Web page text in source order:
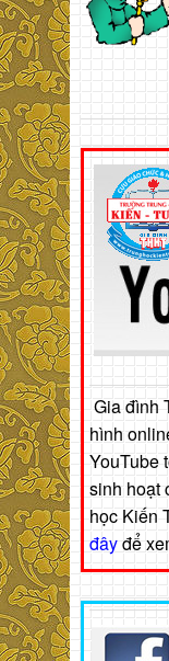
Gia đình
hình
YouTube
sinh hoạt
học Kiến
đâyđể